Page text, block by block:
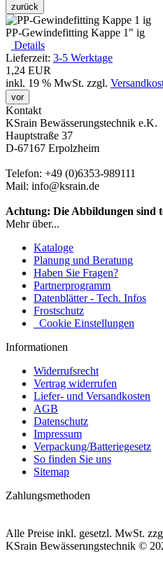
zurück
PP-Gewindefitting Kappe 1" ig
Details
Lieferzeit: 3-5 Werktage
1,24 EUR
inkl. 19 % MwSt. zzgl.
vor
Kontakt
KSrain Bewässerungstechnik e.K.
Hauptstraße 37
D-67167 Erpolzheim
Telefon: +49 (0)6353-989111
Mail: info@ksrain.de
Achtung: Die Abbildungen sind
Mehr über...
Kataloge
Planung und Beratung
Haben Sie Fragen?
Partnerprogramm
Datenblätter - Tech. Infos
Frostschutz
Cookie Einstellungen
Informationen
Widerrufsrecht
Vertrag widerrufen
Liefer- und Versandkosten
AGB
Datenschutz
Impressum
Verpackung/Batteriegesetz
So finden Sie uns
Sitemap
Zahlungsmethoden
Alle Preise inkl. gesetzl. MwSt.
KSrain Bewässerungstechnik ©